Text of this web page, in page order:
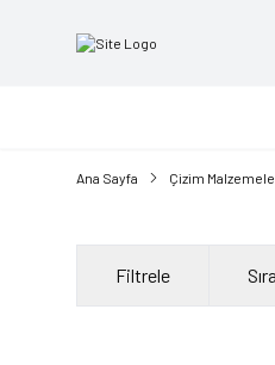
Ana Sayfa Çizim
Filtrele